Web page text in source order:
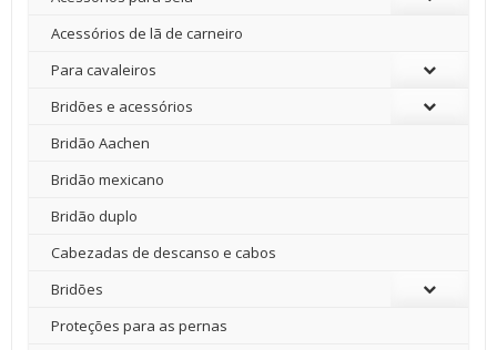
Acessórios de lã de carneiro
Para cavaleiros
Bridões e acessórios
Bridão Aachen
Bridão mexicano
Bridão duplo
Cabezadas de descanso e cabos
Bridões
Proteções para as pernas